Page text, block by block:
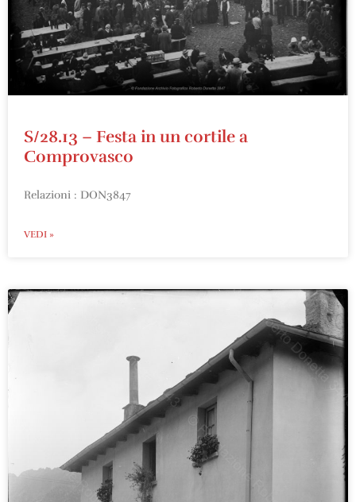
S/28.13 – Festa in un cortile a
Comprovasco
Relazioni : DON3847
VEDI »